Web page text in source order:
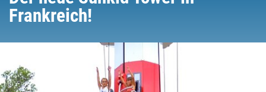
Frankreich!